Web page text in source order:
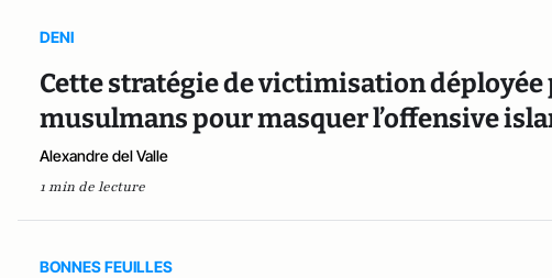
DENI
Cette stratégie de victimisation déployée
musulmans pour masquer l’offensive
Alexandre del Valle
1 min de lecture
BONNES FEUILLES